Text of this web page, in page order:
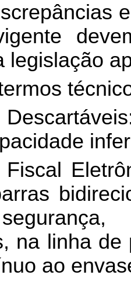
legislação
na linha
ao